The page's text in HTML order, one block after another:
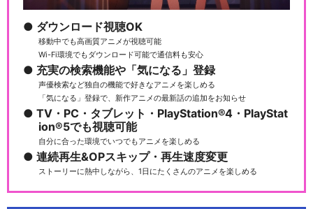
ダウンロード視聴OK
移動中でも高画質アニメが視聴可能
Wi-Fi環境でもダウンロード可能で通信料も安心
充実の検索機能や「気になる」登録
声優検索など独自の機能で好きなアニメを楽しめる
「気になる」登録で、新作アニメの最新話の追加をお知らせ
TV・PC・タブレット・PlayStation®4・PlayStat
ion®5でも視聴可能
自分に合った環境でいつでもアニメを楽しめる
連続再生&OPスキップ・再生速度変更
ストーリーに熱中しながら、1日にたくさんのアニメを楽しめる